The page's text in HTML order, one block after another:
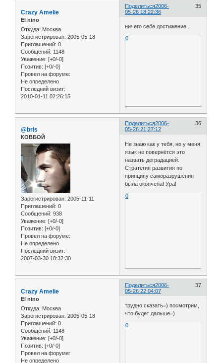
Поделиться 35
2006-
05-26 18:22:36
Crazy Amelie
El nino
Откуда: Москва
Зарегистрирован: 2005-05-18
Приглашений: 0
Сообщений: 1148
Уважение: [+0/-0]
Позитив: [+0/-0]
Провел на форуме:
Не определено
Последний визит:
2010-01-11 02:26:15
ничего себе достижение..
0
Поделиться 36
2006-
05-26 21:27:12
@bris
КОВБОЙ
Зарегистрирован: 2005-11-11
Приглашений: 0
Сообщений: 938
Уважение: [+0/-0]
Позитив: [+0/-0]
Провел на форуме:
Не определено
Последний визит:
2007-03-30 18:32:30
Не знаю как у тебя, но у меня
язык не повернётся это
назвать деградацией.
Стратегия развития по
принципу саморазрушения
была окончена! Ура!
0
Поделиться 37
2006-
05-26 22:04:07
Crazy Amelie
El nino
Откуда: Москва
Зарегистрирован: 2005-05-18
Приглашений: 0
Сообщений: 1148
Уважение: [+0/-0]
Позитив: [+0/-0]
Провел на форуме:
Не определено
трудно сказать=) посмотрим,
что будет дальше=)
0